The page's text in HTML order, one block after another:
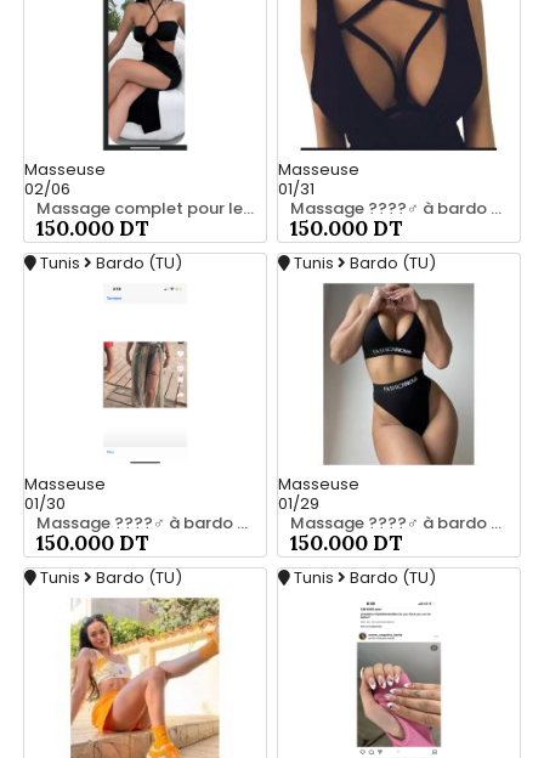
Masseuse
02/06
Massage complet pour les hommes srd chez moi 55066248
150.000 DT
Masseuse
01/31
Massage ????‍♂️ à bardo srd 55066248
150.000 DT
Tunis Bardo (TU)
Masseuse
01/30
Massage ????‍♂️ à bardo srd 20466285
150.000 DT
Tunis Bardo (TU)
Masseuse
01/29
Massage ????‍♂️ à bardo srd chez moi 55066248
150.000 DT
Tunis Bardo (TU) Tunis Bardo (TU)